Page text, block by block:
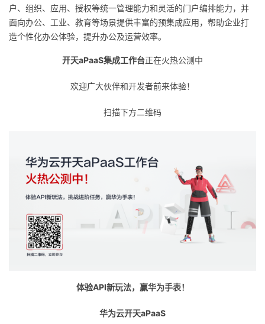
户、组织、应用、授权等统一管理能力和灵活的门户编排能力，并
面向办公、工业、教育等场景提供丰富的预集成应用，帮助企业打
造个性化办公体验，提升办公及运营效率。
开天aPaaS集成工作台正在火热公测中
欢迎广大伙伴和开发者前来体验！
扫描下方二维码
体验API新玩法，赢华为手表！
华为云开天aPaaS